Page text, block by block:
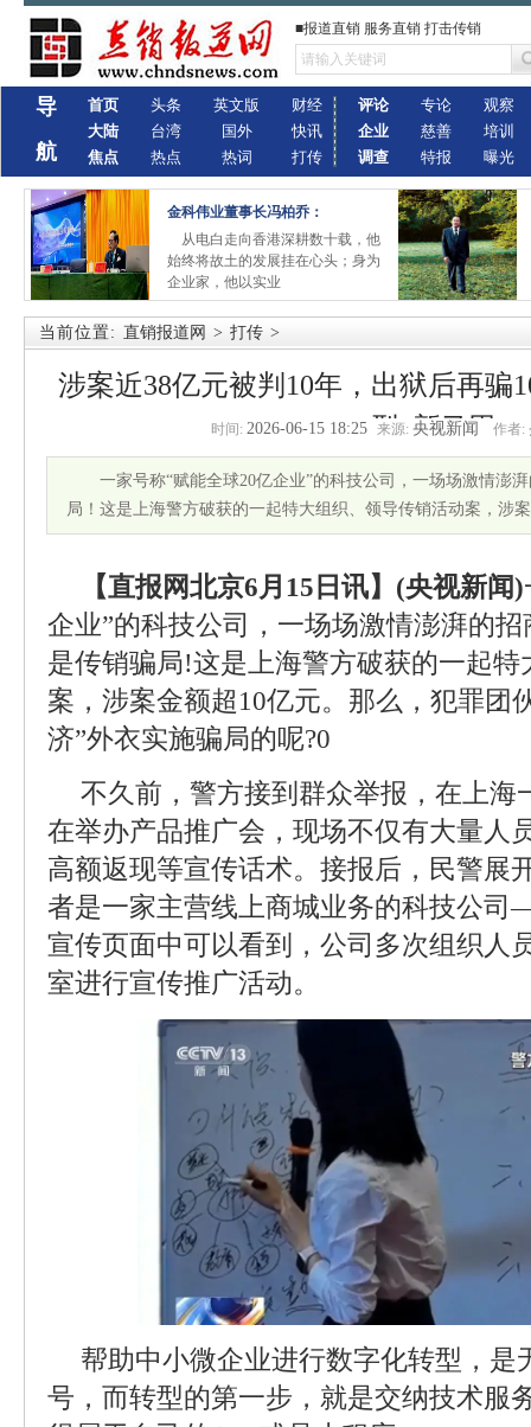
■报道直销 服务直销 打击传销
导
航
首页
大陆
焦点
头条
台湾
热点
英文版
国外
热词
财经
快讯
打传
评论
企业
调查
专论
慈善
特报
观察
培训
曝光
金科伟业董事长冯柏乔：
从电白走向香港深耕数十载，他
始终将故土的发展挂在心头；身为
企业家，他以实业
当前位置: 直销报道网 > 打传 >
涉案近38亿元被判10年，出狱后再骗
型”新马甲
时间: 2026-06-15 18:25 来源: 央视新闻 作者:
一家号称“赋能全球20亿企业”的科技公司，一场场激情澎
局！这是上海警方破获的一起特大组织、领导传销活动案，涉
【直报网北京6月15日讯】(央视新闻)
企业”的科技公司，一场场激情澎湃的
是传销骗局!这是上海警方破获的一起
案，涉案金额超10亿元。那么，犯罪团
济”外衣实施骗局的呢?0
不久前，警方接到群众举报，在上海
在举办产品推广会，现场不仅有大量人
高额返现等宣传话术。接报后，民警展
者是一家主营线上商城业务的科技公
宣传页面中可以看到，公司多次组织人
室进行宣传推广活动。
帮助中小微企业进行数字化转型，是
号，而转型的第一步，就是交纳技术服